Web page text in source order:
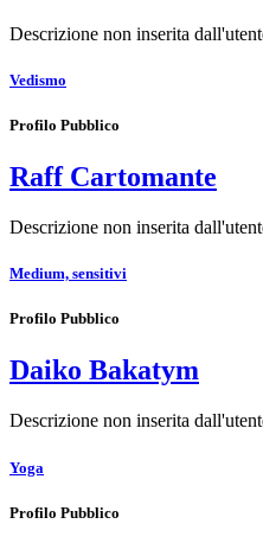
Descrizione non inserita
Vedismo
Profilo Pubblico
Raff Cartomante
Descrizione non inserita
Medium, sensitivi
Profilo Pubblico
Daiko Bakatym
Descrizione non inserita
Yoga
Profilo Pubblico